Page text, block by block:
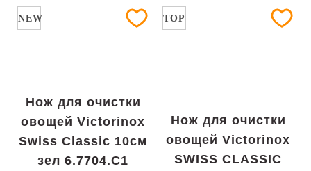
NEW
Нож для очистки
овощей Victorinox
Swiss Classic 10см
зел 6.7704.C1
TOP
Нож для очистки
овощей Victorinox
SWISS CLASSIC